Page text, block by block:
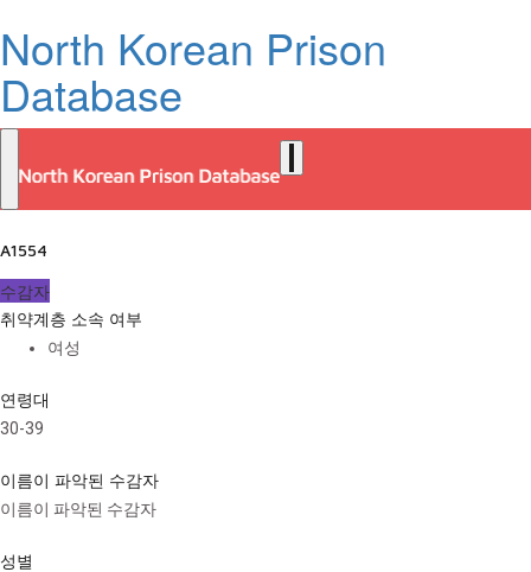
North Korean Prison
Database
A1554
수감자
취약계층 소속 여부
여성
연령대
30-39
이름이 파악된 수감자
이름이 파악된 수감자
성별